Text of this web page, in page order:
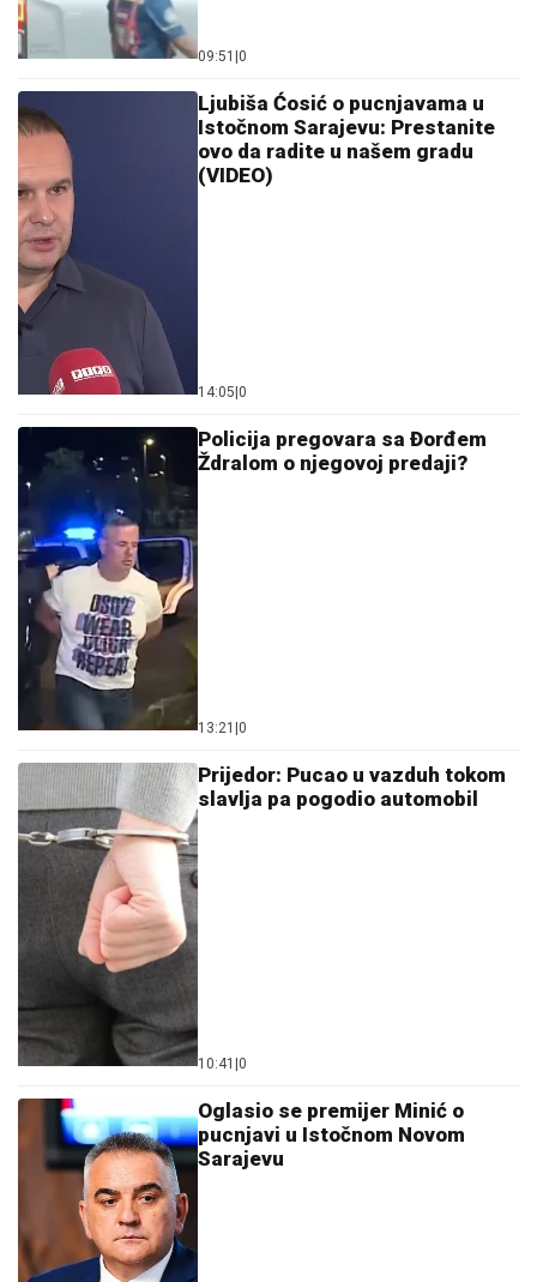
09:51 0
Ljubiša Ćosić o pucnjavama u
Istočnom Sarajevu: Prestanite
ovo da radite u našem gradu
(VIDEO)
14:05 0
Policija pregovara sa Đorđem
Ždralom o njegovoj predaji?
13:21 0
Prijedor: Pucao u vazduh tokom
slavlja pa pogodio automobil
10:41 0
Oglasio se premijer Minić o
pucnjavi u Istočnom Novom
Sarajevu